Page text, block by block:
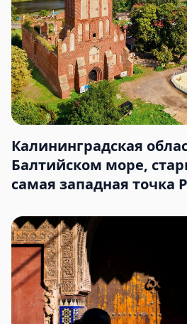
Калининградская
Балтийском море,
самая западная точка